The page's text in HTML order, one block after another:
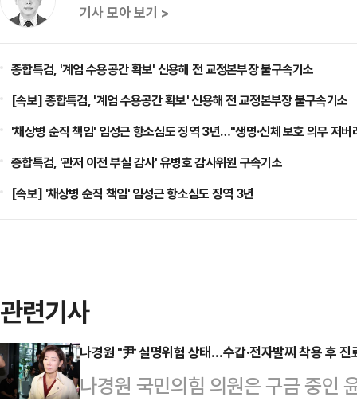
기사 모아 보기 >
종합특검, '계엄 수용공간 확보' 신용해 전 교정본부장 불구속기소
[속보] 종합특검, '계엄 수용공간 확보' 신용해 전 교정본부장 불구속기소
'채상병 순직 책임' 임성근 항소심도 징역 3년…"생명·신체 보호 의무 저버
종합특검, '관저 이전 부실 감사' 유병호 감사위원 구속기소
[속보] '채상병 순직 책임' 임성근 항소심도 징역 3년
관련기사
나경원 "尹 실명위험 상태…수갑·전자발찌 착용 후 진
나경원 국민의힘 의원은 구금 중인